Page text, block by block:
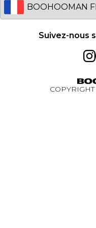
Réduction étudiant -
Réduction étudiant
Réduction pour les
BOOHOOMAN App
Suivez-nous